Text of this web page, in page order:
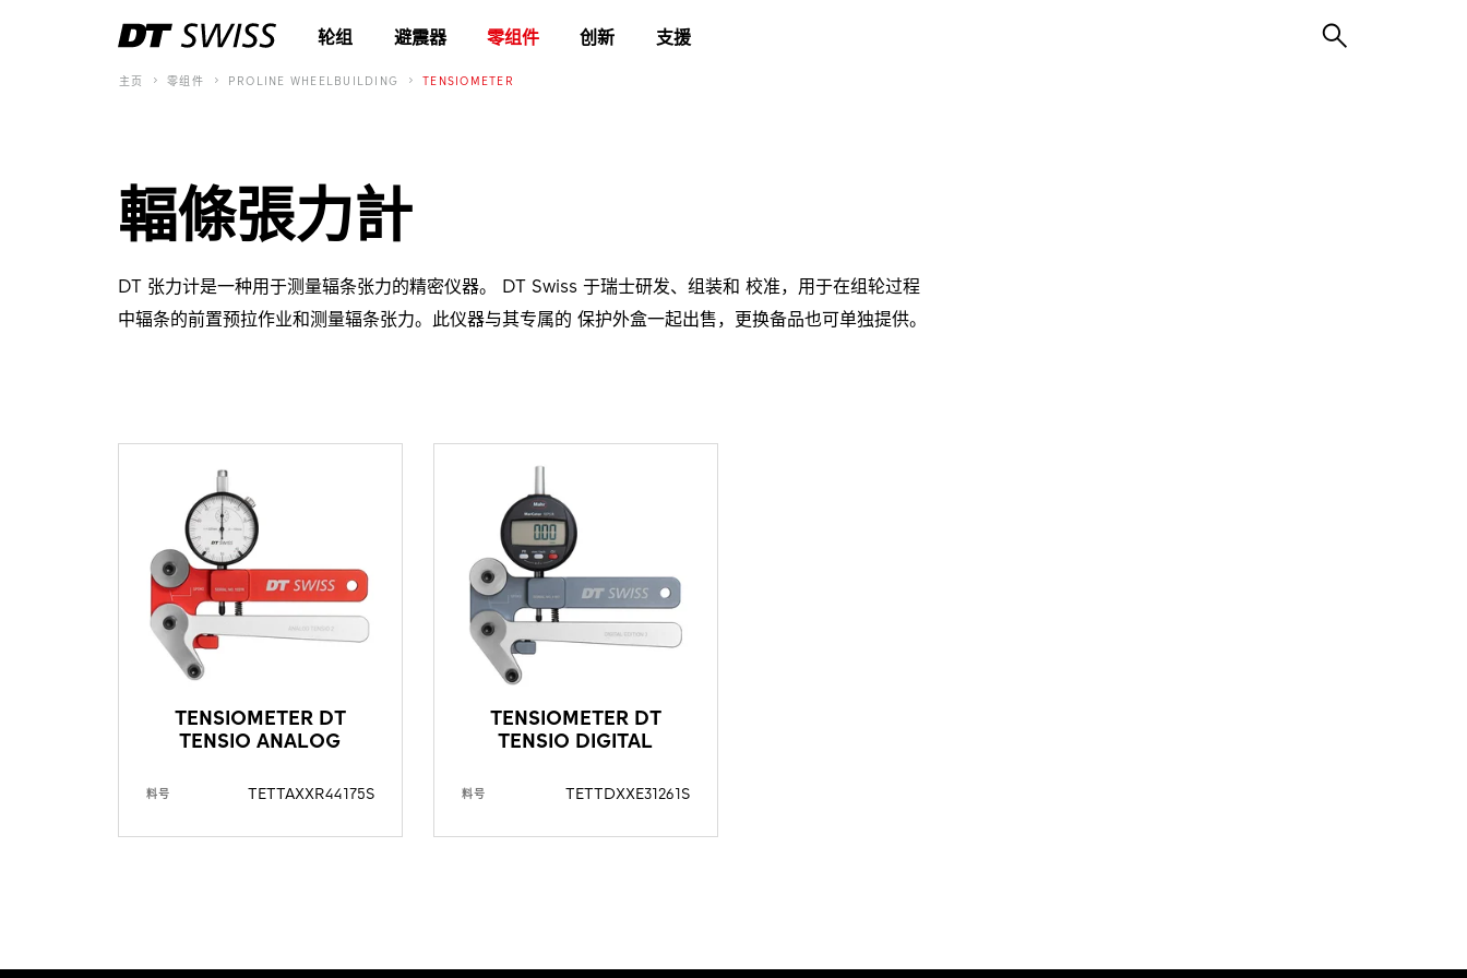
轮组 避震器 零组件 创新 支援
主页 零组件 PROLINE WHEELBUILDING TENSIOMETER
輻條張力計
DT 张力计是一种用于测量辐条张力的精密仪器。 DT Swiss 于瑞士研发、组装和 校准，用于在组轮过程
中辐条的前置预拉作业和测量辐条张力。此仪器与其专属的 保护外盒一起出售，更换备品也可单独提供。
TENSIOMETER DT
TENSIO ANALOG
料号 TETTAXXR44175S
TENSIOMETER DT
TENSIO DIGITAL
料号 TETTDXXE31261S